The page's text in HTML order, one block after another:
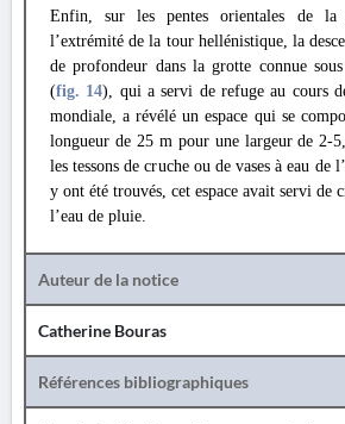
Enfin, sur les pentes orientales de la
l’extrémité de la tour hellénistique, la
de profondeur dans la grotte connue
(fig. 14), qui a servi de refuge au cours
mondiale, a révélé un espace qui se
longueur de 25 m pour une largeur de 2-
les tessons de cruche ou de vases à eau de
y ont été trouvés, cet espace avait servi de
l’eau de pluie.
Auteur de la notice
Catherine Bouras
Références bibliographiques